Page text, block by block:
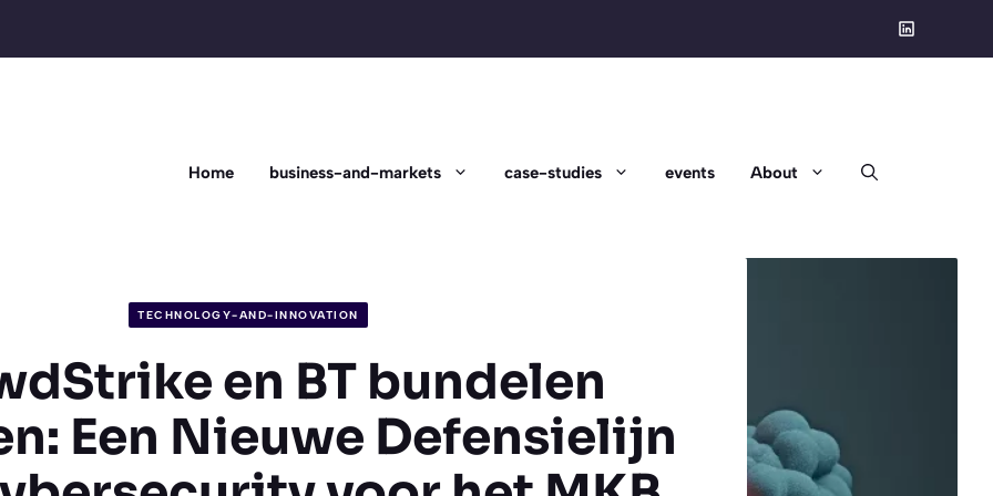
Home business-and-markets case-studies events About
TECHNOLOGY-AND-INNOVATION
en BT bundelen
Een Nieuwe Defensielijn